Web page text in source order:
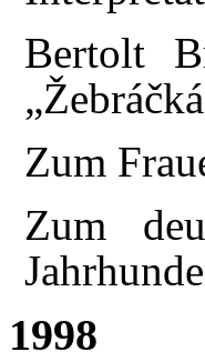
Bertolt
Zum
Zum
1998